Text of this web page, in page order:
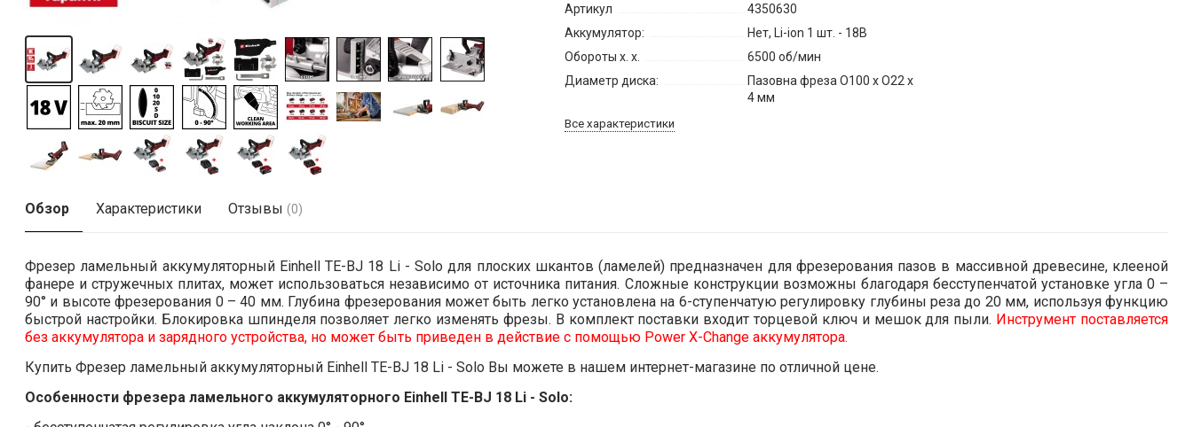
Артикул
4350630
Аккумулятор:
Нет, Li-ion 1 шт. - 18В
Обороты х. х.
6500 об/мин
Диаметр диска:
Пазовна фреза O100 x O22 x
4 мм
Все характеристики
Обзор Характеристики Отзывы (0)
Фрезер ламельный аккумуляторный Einhell TE-BJ 18 Li - Solo для плоских шкантов (ламелей) предназначен для фрезерования пазов в массивной древесине, клееной
фанере и стружечных плитах, может использоваться независимо от источника питания. Сложные конструкции возможны благодаря бесступенчатой установке угла 0 –
90° и высоте фрезерования 0 – 40 мм. Глубина фрезерования может быть легко установлена на 6-ступенчатую регулировку глубины реза до 20 мм, используя функцию
быстрой настройки. Блокировка шпинделя позволяет легко изменять фрезы. В комплект поставки входит торцевой ключ и мешок для пыли. Инструмент поставляется
без аккумулятора и зарядного устройства, но может быть приведен в действие с помощью Power X-Change аккумулятора.
Купить Фрезер ламельный аккумуляторный Einhell TE-BJ 18 Li - Solo Вы можете в нашем интернет-магазине по отличной цене.
Особенности фрезера ламельного аккумуляторного Einhell TE-BJ 18 Li - Solo: